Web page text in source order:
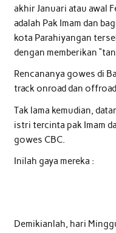
akhir Januari atau awal
adalah Pak Imam dan
kota Parahiyangan
dengan memberikan
Rencananya gowes di
track onroad dan
Tak lama kemudian,
istri tercinta pak Imam
gowes CBC.
Inilah gaya mereka :
Demikianlah, hari